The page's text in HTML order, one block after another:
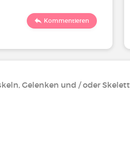
Kommentieren
Gelenken und / oder Skelett